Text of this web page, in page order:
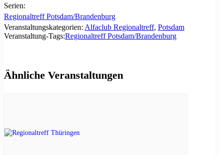
Serien:
Regionaltreff Potsdam/Brandenburg
Veranstaltungskategorien: Alfaclub Regionaltreff, Potsdam
Veranstaltung-Tags:Regionaltreff Potsdam/Brandenburg
Ähnliche Veranstaltungen